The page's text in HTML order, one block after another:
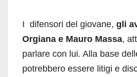
I difensori del giovane, gli
Orgiana e Mauro Massa,
parlare con lui. Alla base
potrebbero essere litigi e